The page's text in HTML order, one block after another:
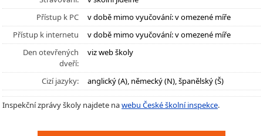
Přístup k PC
v době mimo vyučování: v omezené míře
Přístup k internetu
v době mimo vyučování: v omezené míře
Den otevřených
dveří:
viz web školy
Cizí jazyky: anglický (A), německý (N), španělský (Š)
Inspekční zprávy školy najdete nawebu České školní inspekce.